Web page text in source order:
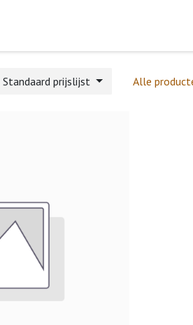
Standaard prijslijst Alle